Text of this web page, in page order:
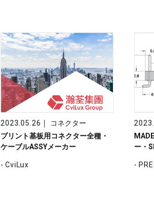
2023.05.26 ｜
コネクター
プリント基板用コネクター全種・
ケーブルASSYメーカー
- CviLux
ー・
-